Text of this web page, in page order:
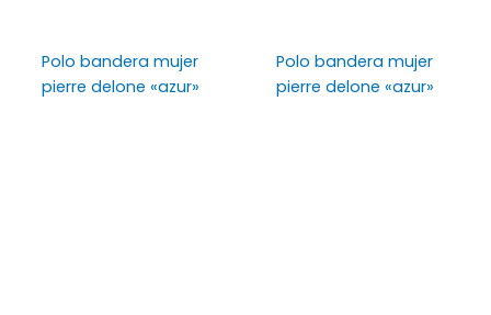
Polo bandera mujer
pierre delone «azur»
Polo bandera mujer
pierre delone «azur»